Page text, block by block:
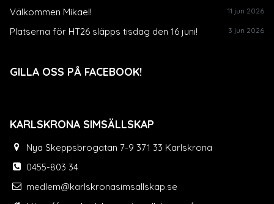
Välkommen Mikael! 11 jun 2026
Platserna för HT26 släpps tisdag den 16 juni! 3 jun 2026
GILLA OSS PÅ FACEBOOK!
KARLSKRONA SIMSÄLLSKAP
Nya Skeppsbrogatan 7-9 371 33 Karlskrona
0455-803 34
medlem@karlskronasimsallskap.se